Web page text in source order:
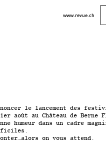
www.revue.ch
le lancement des
er août au Château de Berne
humeur dans un cadre
on vous attend.